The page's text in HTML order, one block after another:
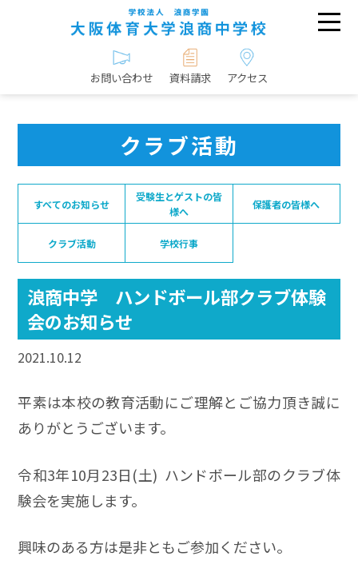
お問い合わせ 資料請求 アクセス
クラブ活動
すべてのお知らせ
受験生とゲストの皆
様へ
保護者の皆様へ
クラブ活動 学校行事
浪商中学 ハンドボール部クラブ体験
会のお知らせ
2021.10.12
平素は本校の教育活動にご理解とご協力頂き誠に
ありがとうございます。
令和3年10月23日(土) ハンドボール部のクラブ体
験会を実施します。
興味のある方は是非ともご参加ください。